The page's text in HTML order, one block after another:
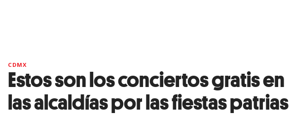
CDMX
Estos son los conciertos gratis en
las alcaldías por las fiestas patrias